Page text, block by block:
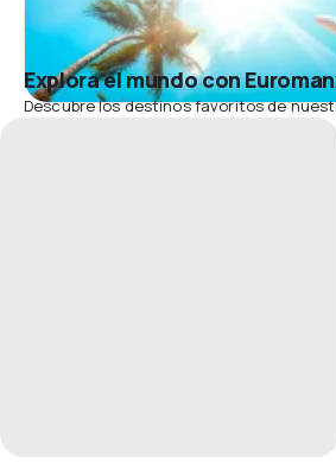
Explora el mundo con
Descubre los destinos favoritos de